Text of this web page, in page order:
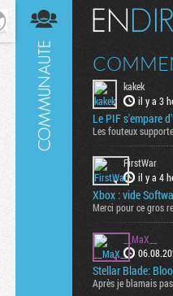
Digest
kakek
il y a 3
Le PIF s'empare
Les fouteux
FirstWar
il y a 4
Xbox : vide
Merci pour ce gros
__MaX__
Stellar Blade:
Après je blamais